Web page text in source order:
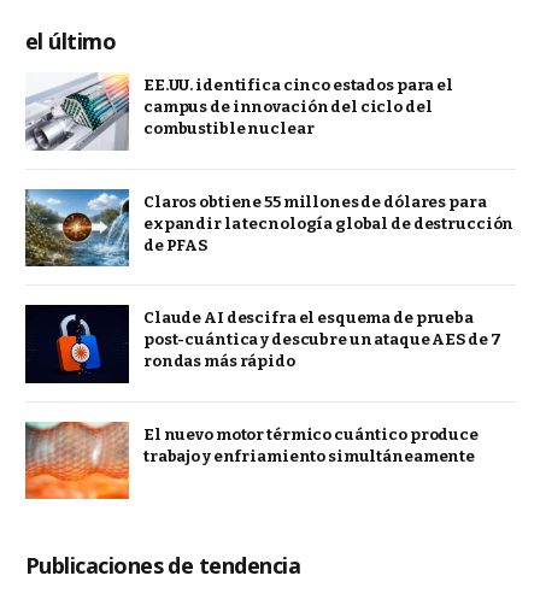
el último
EE.UU. identifica cinco estados para el
campus de innovación del ciclo del
combustible nuclear
Claros obtiene 55 millones de dólares para
expandir la tecnología global de destrucción
de PFAS
Claude AI descifra el esquema de prueba
post-cuántica y descubre un ataque AES de 7
rondas más rápido
El nuevo motor térmico cuántico produce
trabajo y enfriamiento simultáneamente
Publicaciones de tendencia